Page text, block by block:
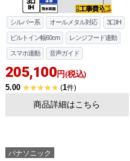
シルバー系 オールメタル対応 3口IH
ビルトイン幅60cm レンジフード連動
スマホ連動 音声ガイド
205,100円(税込)
5.00 (1件)
商品詳細はこちら
パナソニック